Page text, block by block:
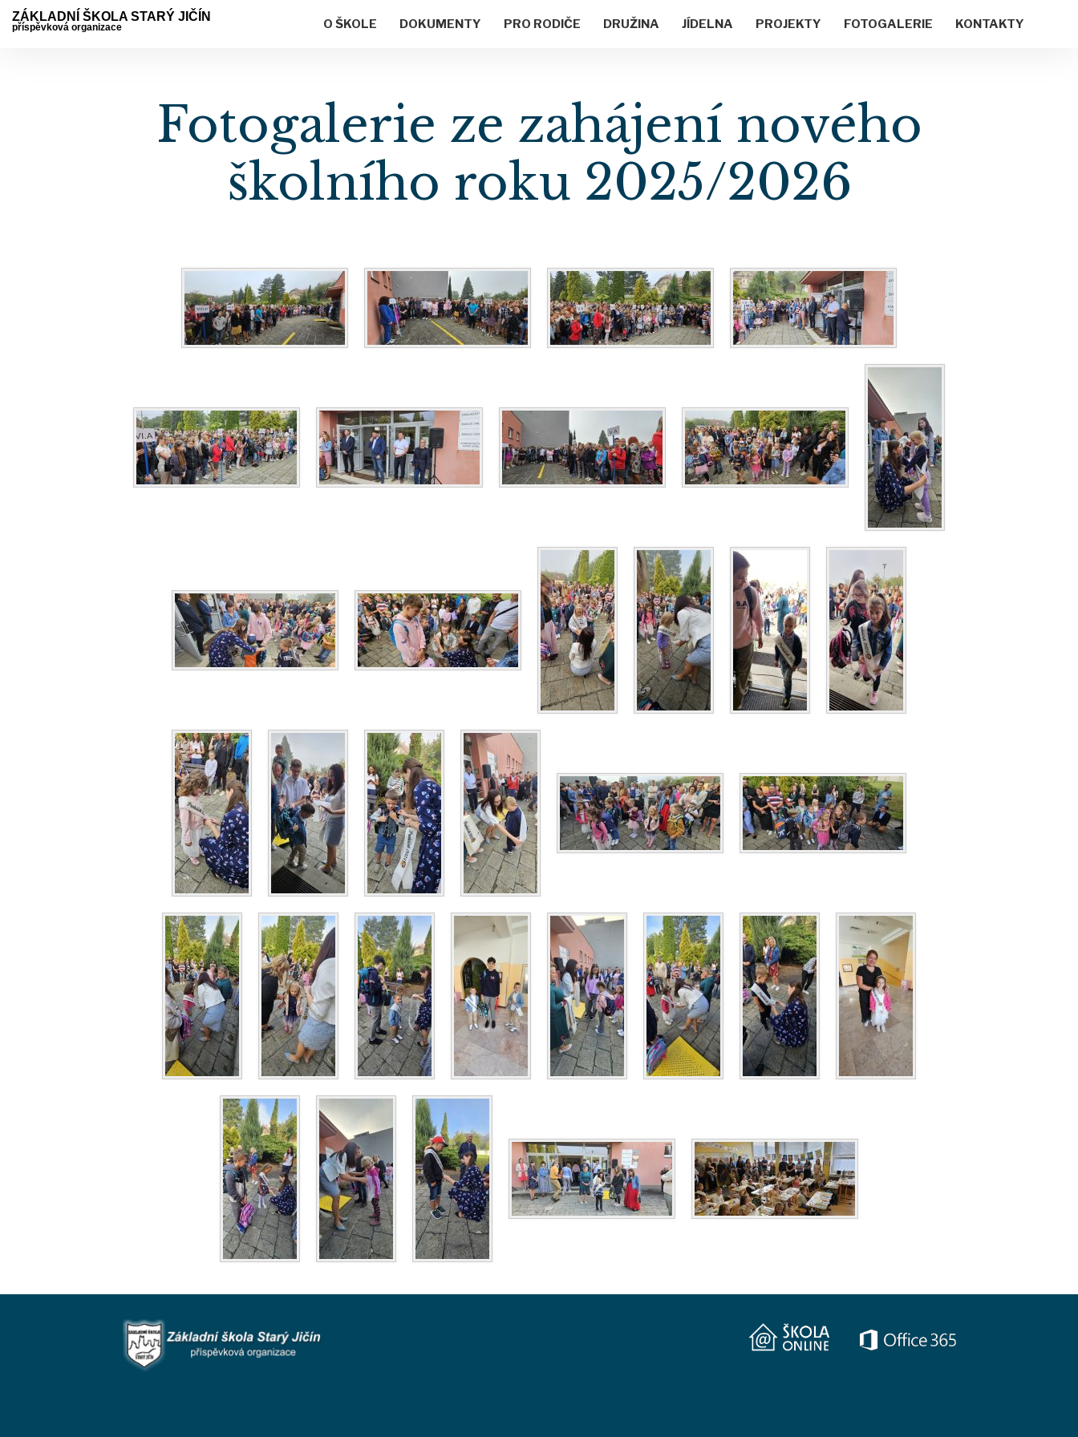
ZÁKLADNÍ ŠKOLA STARÝ JIČÍN
příspěvková organizace O ŠKOLE DOKUMENTY PRO RODIČE DRUŽINA JÍDELNA PROJEKTY FOTOGALERIE KONTAKTY
Fotogalerie ze zahájení nového
školního roku 2025/2026